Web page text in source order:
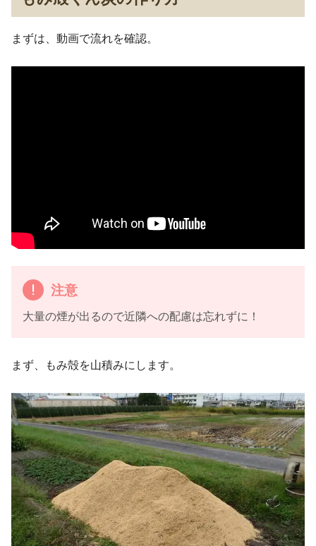
まずは、動画で流れを確認。
注意
大量の煙が出るので近隣への配慮は忘れずに！
まず、もみ殻を山積みにします。